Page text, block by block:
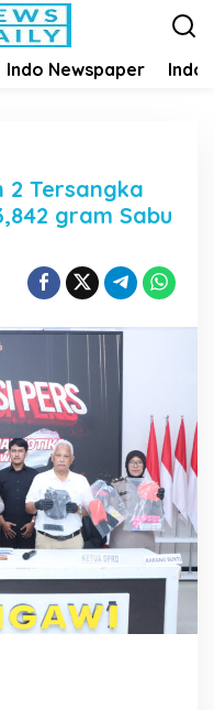
Indo Newspaper Indo
2 Tersangka
gram Sabu